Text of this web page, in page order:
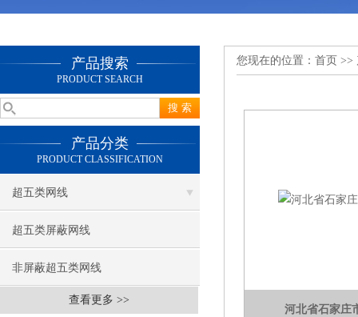
产品搜索
PRODUCT SEARCH
产品分类
PRODUCT CLASSIFICATION
超五类网线
超五类屏蔽网线
非屏蔽超五类网线
查看更多 >>
您现在的位置： 首页 >>
河北省石家庄